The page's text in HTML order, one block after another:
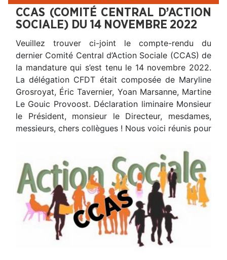
CCAS (COMITÉ CENTRAL D’ACTION
SOCIALE) DU 14 NOVEMBRE 2022
Veuillez trouver ci-joint le compte-rendu du
dernier Comité Central d’Action Sociale (CCAS) de
la mandature qui s’est tenu le 14 novembre 2022.
La délégation CFDT était composée de Maryline
Grosroyat, Éric Tavernier, Yoan Marsanne, Martine
Le Gouic Provoost. Déclaration liminaire Monsieur
le Président, monsieur le Directeur, mesdames,
messieurs, chers collègues ! Nous voici réunis pour